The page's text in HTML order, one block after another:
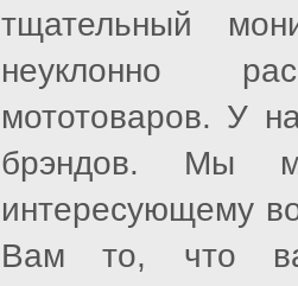
тщательный
неуклонно
мототоваров. У
брэндов. Мы
интересующему
Вам то, что